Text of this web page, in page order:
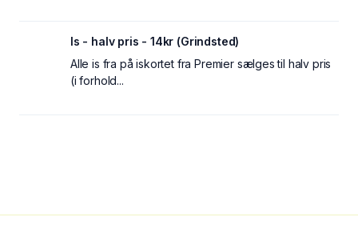
Is - halv pris - 14kr (Grindsted)
Alle is fra på iskortet fra Premier sælges til halv pris
(i forhold...